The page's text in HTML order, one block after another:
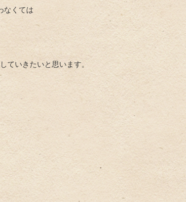
なくては
ていきたいと思います。